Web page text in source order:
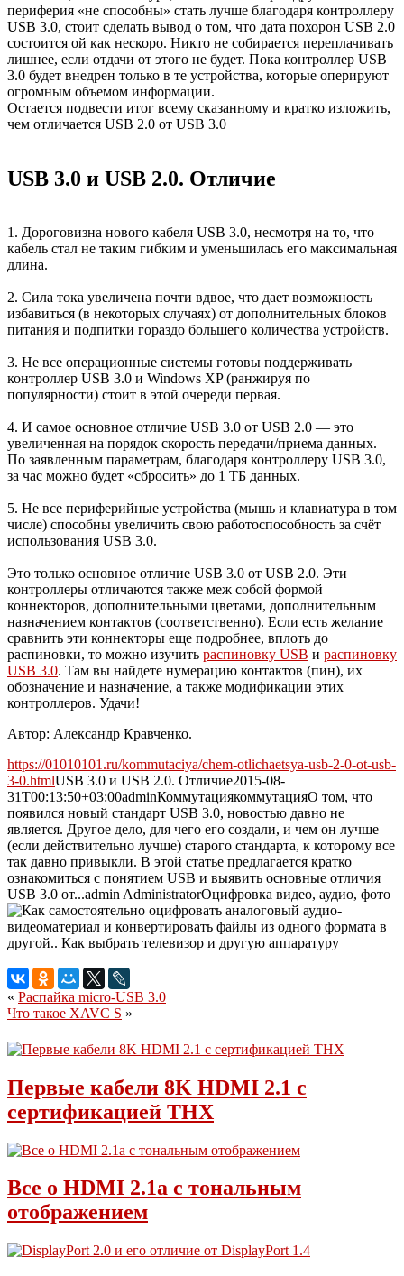
периферия «не способны» стать лучше благодаря контроллеру
USB 3.0, стоит сделать вывод о том, что дата похорон USB 2.0
состоится ой как нескоро. Никто не собирается переплачивать
лишнее, если отдачи от этого не будет. Пока контроллер USB
3.0 будет внедрен только в те устройства, которые оперируют
огромным объемом информации.
Остается подвести итог всему сказанному и кратко изложить,
чем отличается USB 2.0 от USB 3.0
USB 3.0 и USB 2.0. Отличие
1. Дороговизна нового кабеля USB 3.0, несмотря на то, что
кабель стал не таким гибким и уменьшилась его максимальная
длина.
2. Сила тока увеличена почти вдвое, что дает возможность
избавиться (в некоторых случаях) от дополнительных блоков
питания и подпитки гораздо большего количества устройств.
3. Не все операционные системы готовы поддерживать
контроллер USB 3.0 и Windows XP (ранжируя по
популярности) стоит в этой очереди первая.
4. И самое основное отличие USB 3.0 от USB 2.0 — это
увеличенная на порядок скорость передачи/приема данных.
По заявленным параметрам, благодаря контроллеру USB 3.0,
за час можно будет «сбросить» до 1 ТБ данных.
5. Не все периферийные устройства (мышь и клавиатура в том
числе) способны увеличить свою работоспособность за счёт
использования USB 3.0.
Это только основное отличие USB 3.0 от USB 2.0. Эти
контроллеры отличаются также меж собой формой
коннекторов, дополнительными цветами, дополнительным
назначением контактов (соответственно). Если есть желание
сравнить эти коннекторы еще подробнее, вплоть до
распиновки, то можно изучить распиновку USB и распиновку
USB 3.0. Там вы найдете нумерацию контактов (пин), их
обозначение и назначение, а также модификации этих
контроллеров. Удачи!
Автор: Александр Кравченко.
https://01010101.ru/kommutaciya/chem-otlichaetsya-usb-2-0-ot-usb-
3-0.htmlUSB 3.0 и USB 2.0. Отличие2015-08-
31T00:13:50+03:00adminКоммутациякоммутацияО том, что
появился новый стандарт USB 3.0, новостью давно не
является. Другое дело, для чего его создали, и чем он лучше
(если действительно лучше) старого стандарта, к которому все
так давно привыкли. В этой статье предлагается кратко
ознакомиться с понятием USB и выявить основные отличия
USB 3.0 от...adminAdministratorОцифровка видео, аудио, фото
« Распайка micro-USB 3.0
Что такое XAVC S »
Первые кабели 8K HDMI 2.1 с
сертификацией THX
Все о HDMI 2.1a с тональным
отображением